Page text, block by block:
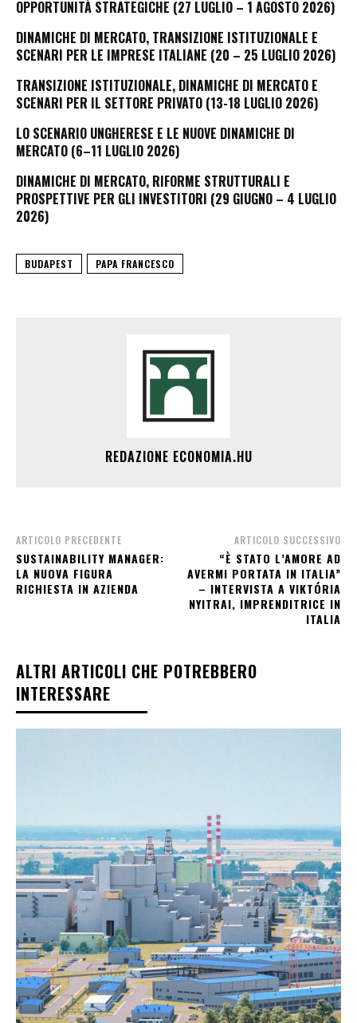
OPPORTUNITÀ STRATEGICHE (27 LUGLIO – 1 AGOSTO 2026)
DINAMICHE DI MERCATO, TRANSIZIONE ISTITUZIONALE E
SCENARI PER LE IMPRESE ITALIANE (20 – 25 LUGLIO 2026)
TRANSIZIONE ISTITUZIONALE, DINAMICHE DI MERCATO E
SCENARI PER IL SETTORE PRIVATO (13-18 LUGLIO 2026)
LO SCENARIO UNGHERESE E LE NUOVE DINAMICHE DI
MERCATO (6–11 LUGLIO 2026)
DINAMICHE DI MERCATO, RIFORME STRUTTURALI E
PROSPETTIVE PER GLI INVESTITORI (29 GIUGNO – 4 LUGLIO
2026)
BUDAPEST PAPA FRANCESCO
REDAZIONE ECONOMIA.HU
ARTICOLO PRECEDENTE
SUSTAINABILITY MANAGER:
LA NUOVA FIGURA
RICHIESTA IN AZIENDA
ARTICOLO SUCCESSIVO
“È STATO L’AMORE AD
AVERMI PORTATA IN ITALIA”
– INTERVISTA A VIKTÓRIA
NYITRAI, IMPRENDITRICE IN
ITALIA
ALTRI ARTICOLI CHE POTREBBERO
INTERESSARE